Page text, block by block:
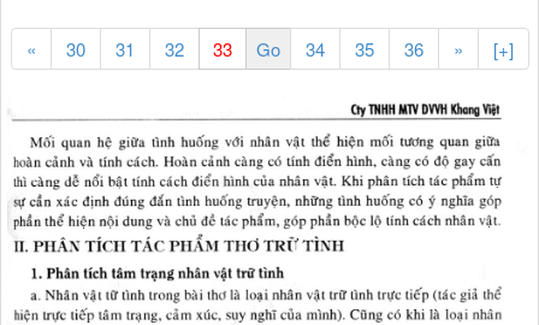
« 30 31 32 34 35 36 » [+]